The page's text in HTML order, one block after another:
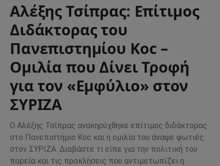
Αλέξης Τσίπρας: Επίτιμος
Διδάκτορας του
Πανεπιστημίου Koc –
Ομιλία που Δίνει Τροφή
για τον «Εμφύλιο» στον
ΣΥΡΙΖΑ
Ο Αλέξης Τσίπρας ανακηρύχθηκε επίτιμος διδάκτορας
στο Πανεπιστήμιο Koc και η ομιλία του άναψε φωτιές
στον ΣΥΡΙΖΑ. Διαβάστε τι είπε για την πολιτική του
πορεία και τις προκλήσεις που αντιμετωπίζει η